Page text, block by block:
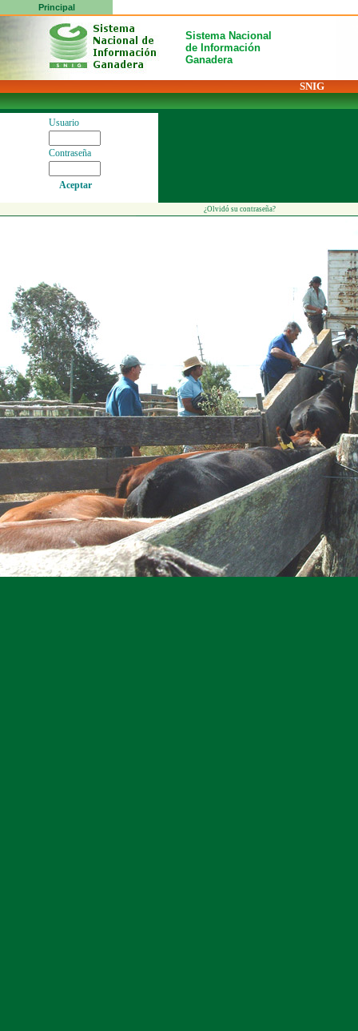
Principal
Sistema Nacional
de Información
Ganadera
SNIG
Usuario
Contraseña
Aceptar
¿Olvidó su contraseña?